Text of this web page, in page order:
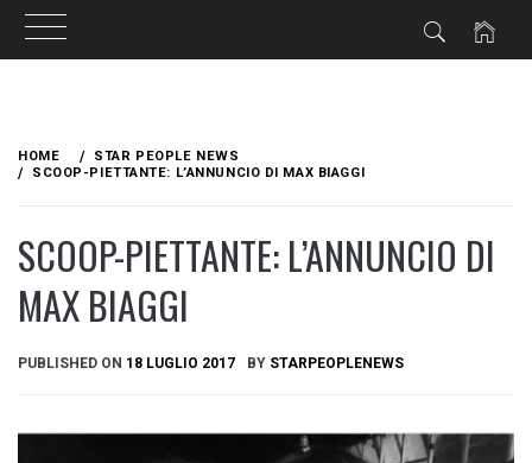
content
HOME
STAR PEOPLE NEWS
SCOOP-PIETTANTE: L’ANNUNCIO DI MAX BIAGGI
SCOOP-PIETTANTE: L’ANNUNCIO DI
MAX BIAGGI
PUBLISHED ON 18 LUGLIO 2017 BY STARPEOPLENEWS